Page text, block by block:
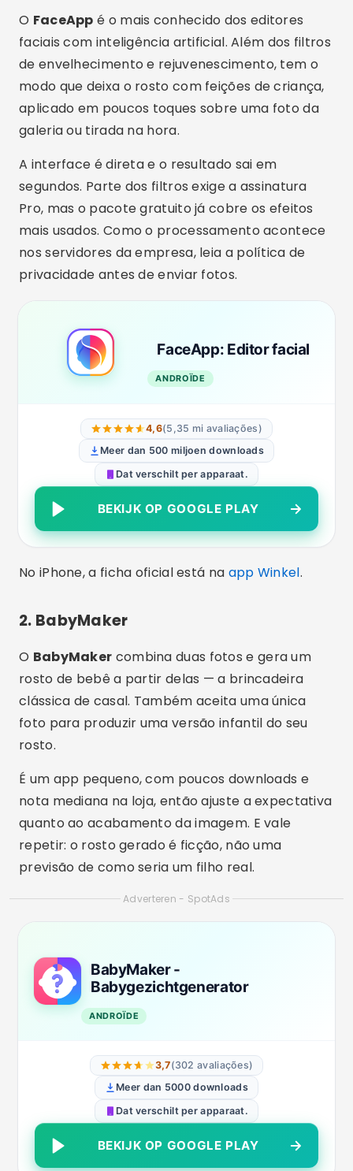
O FaceApp é o mais conhecido dos editores
faciais com inteligência artificial. Além dos filtros
de envelhecimento e rejuvenescimento, tem o
modo que deixa o rosto com feições de criança,
aplicado em poucos toques sobre uma foto da
galeria ou tirada na hora.
A interface é direta e o resultado sai em
segundos. Parte dos filtros exige a assinatura
Pro, mas o pacote gratuito já cobre os efeitos
mais usados. Como o processamento acontece
nos servidores da empresa, leia a política de
privacidade antes de enviar fotos.
FaceApp: Editor facial
ANDROÏDE
4,6(5,35 mi avaliações)
Meer dan 500 miljoen downloads
Dat verschilt per apparaat.
BEKIJK OP GOOGLE PLAY
No iPhone, a ficha oficial está na app Winkel.
2. BabyMaker
O BabyMaker combina duas fotos e gera um
rosto de bebê a partir delas — a brincadeira
clássica de casal. Também aceita uma única
foto para produzir uma versão infantil do seu
rosto.
É um app pequeno, com poucos downloads e
nota mediana na loja, então ajuste a expectativa
quanto ao acabamento da imagem. E vale
repetir: o rosto gerado é ficção, não uma
previsão de como seria um filho real.
Adverteren - SpotAds
BabyMaker -
Babygezichtgenerator
ANDROÏDE
3,7(302 avaliações)
Meer dan 5000 downloads
Dat verschilt per apparaat.
BEKIJK OP GOOGLE PLAY